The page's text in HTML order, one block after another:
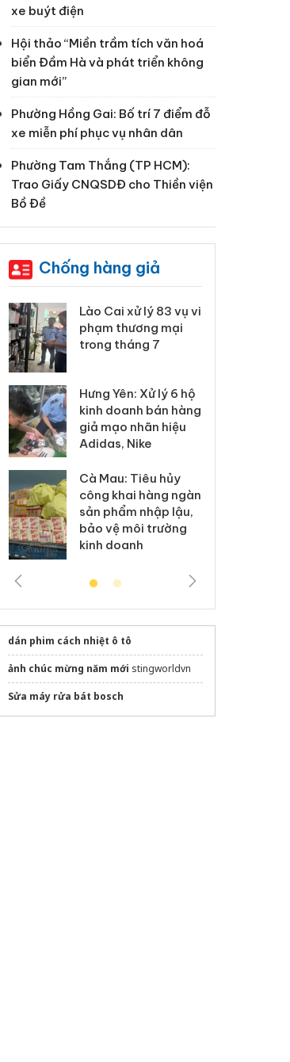
xe buýt điện
Hội thảo “Miền trầm tích văn hoá
biển Đầm Hà và phát triển không
gian mới”
Phường Hồng Gai: Bố trí 7 điểm đỗ
xe miễn phí phục vụ nhân dân
Phường Tam Thắng (TP HCM):
Trao Giấy CNQSDĐ cho Thiền viện
Bồ Đề
Chống hàng giả
Lào Cai xử lý 83 vụ vi
phạm thương mại
trong tháng 7
Hưng Yên: Xử lý 6 hộ
kinh doanh bán hàng
giả mạo nhãn hiệu
Adidas, Nike
Cà Mau: Tiêu hủy
công khai hàng ngàn
sản phẩm nhập lậu,
bảo vệ môi trường
kinh doanh
dán phim cách nhiệt ô tô
ảnh chúc mừng năm mới stingworldvn
Sửa máy rửa bát bosch